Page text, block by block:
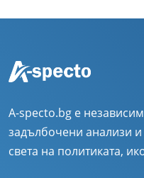
A-specto.bg е
задълбочени анализи
света на политиката,